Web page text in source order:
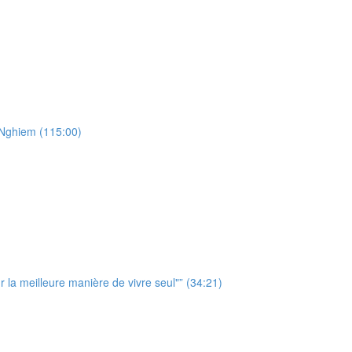
(115:00)
meilleure manière de vivre seul"” (34:21)